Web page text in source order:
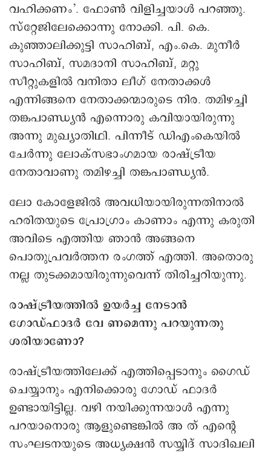
വഹിക്കണം’. ഫോണ്‍ വിളിച്ചയാള്‍ പറഞ്ഞു.
സ്റ്റേജിലേക്കൊന്നു നോക്കി. പി. കെ.
കുഞ്ഞാലിക്കുട്ടി സാഹിബ്, എം.കെ. മുനീര്‍
സാഹിബ്, സമദാനി സാഹിബ്, മറ്റു
സീറ്റുകളില്‍ വനിതാ ലീഗ് നേതാക്കള്‍
എന്നിങ്ങനെ നേതാക്കന്മാരുടെ നിര. തമിഴച്ചി
തങ്കപാണ്ഡ്യന്‍ എന്നൊരു കവിയായിരുന്നു
അന്നു മുഖ്യാതിഥി. പിന്നീട് ഡിഎംകെയിൽ
ചേർന്നു ലോക്സഭാംഗമായ രാഷ്ട്രീയ
നേതാവാണു തമിഴച്ചി തങ്കപാണ്ഡ്യന്‍.
ലോ കോളേജില്‍ അവധിയായിരുന്നതിനാല്‍
ഹരിതയുടെ പ്രോഗ്രാം കാണാം എന്നു കരുതി
അവിടെ എത്തിയ ഞാന്‍ അങ്ങനെ
പൊതുപ്രവര്‍ത്തന രംഗത്ത് എത്തി. അതൊരു
നല്ല തുടക്കമായിരുന്നുവെന്ന് തിരിച്ചറിയുന്നു.
രാഷ്ട്രീയത്തിൽ ഉയർച്ച നേടാൻ
ഗോഡ്ഫാദര്‍ വേ ണമെന്നു പറയുന്നതു
ശരിയാണോ?
രാഷ്ട്രീയത്തിലേക്ക് എത്തിപ്പെടാനും ഗൈഡ്
ചെയ്യാനും എനിക്കൊരു ഗോഡ് ഫാദര്‍
ഉണ്ടായിട്ടില്ല. വഴി നയിക്കുന്നയാള്‍ എന്നു
പറയാനൊരു ആളുണ്ടെങ്കില്‍ അ ത് എന്റെ
സംഘടനയുടെ അധ്യക്ഷന്‍ സയ്യിദ് സാദിഖലി